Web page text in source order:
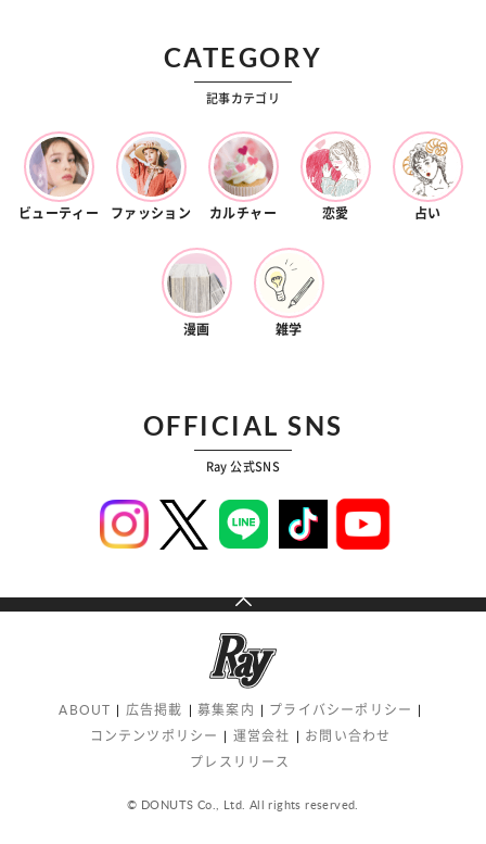
CATEGORY
記事カテゴリ
ビューティー ファッション カルチャー 恋愛 占い
漫画 雑学
OFFICIAL SNS
Ray 公式SNS
ABOUT 広告掲載 募集案内
プライバシーポリシー
コンテンツポリシー
運営会社
お問い合わせ
プレスリリース
© DONUTS Co., Ltd. All rights reserved.